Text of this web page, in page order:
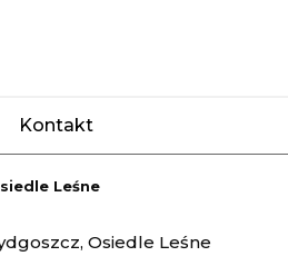
Kontakt
Leśne
Osiedle Leśne